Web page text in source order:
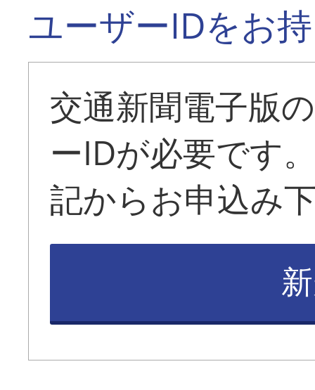
ユーザーIDをお
交通新聞電子版
ーIDが必要です
記からお申込み